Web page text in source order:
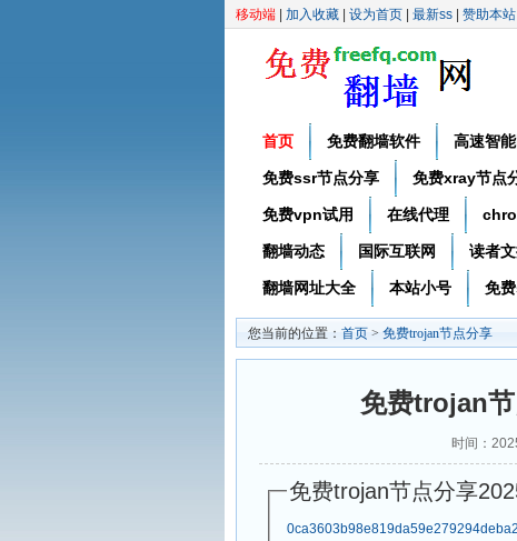
移动端 加入收藏 设为首页 最新ss 赞助本站
首页 免费翻墙软件 高速智
免费ssr节点分享 免费xray节点
免费vpn试用 在线代理
翻墙动态 国际互联网 读者
翻墙网址大全 本站小号 免
您当前的位置： 首页 > 免费trojan节点分享
免费trojan节
时间：
免费trojan节点分享